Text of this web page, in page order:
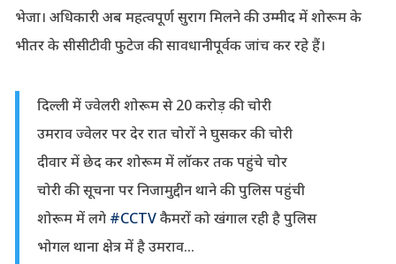
भेजा। अधिकारी अब महत्वपूर्ण सुराग मिलने की उम्मीद में शोरूम के
भीतर के सीसीटीवी फुटेज की सावधानीपूर्वक जांच कर रहे हैं।
दिल्ली में ज्वेलरी शोरूम से 20 करोड़ की चोरी
उमराव ज्वेलर पर देर रात चोरों ने घुसकर की चोरी
दीवार में छेद कर शोरूम में लॉकर तक पहुंचे चोर
चोरी की सूचना पर निजामुद्दीन थाने की पुलिस पहुंची
शोरूम में लगे #CCTVकैमरों को खंगाल रही है पुलिस
भोगल थाना क्षेत्र में है उमराव…